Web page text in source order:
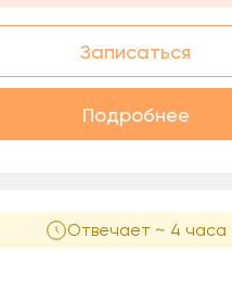
Записаться
Подробнее
Отвечает ~ 4 часа